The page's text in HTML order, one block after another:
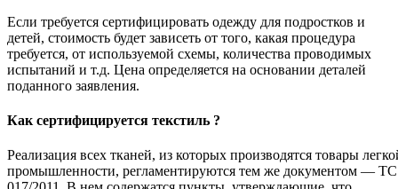
Если требуется сертифицировать одежду для подростков и
детей, стоимость будет зависеть от того, какая процедура
требуется, от используемой схемы, количества проводимых
испытаний и т.д. Цена определяется на основании деталей
поданного заявления.
Как сертифицируется текстиль ?
Реализация всех тканей, из которых производятся товары
промышленности, регламентируются тем же документом — ТС